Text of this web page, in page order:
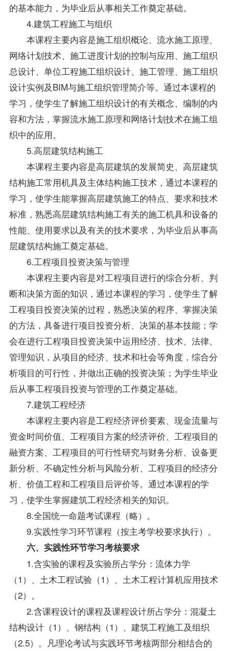
的基本能力，为毕业后从事相关工作奠定基础。
4.建筑工程施工与组织
本课程主要内容是施工组织概论、流水施工原理、
网络计划技术、施工进度计划的控制与应用、施工组织
总设计、单位工程施工组织设计、施工管理、施工组织
设计实例及BIM与施工组织管理简介等。通过本课程的
学习，使学生了解施工组织设计的有关概念、编制的内
容和方法，掌握流水施工原理和网络计划技术在施工组
织中的应用。
5.高层建筑结构施工
本课程主要内容是高层建筑的发展简史、高层建筑
结构施工常用机具及主体结构施工技术，通过本课程的
学习，使学生能掌握高层建筑施工的特点、要求和技术
标准，熟悉高层建筑结构施工有关的施工机具和设备的
性能、使用要求以及有关的技术要求，为毕业后从事高
层建筑结构施工奠定基础。
6.工程项目投资决策与管理
本课程主要内容是对工程项目进行的综合分析、判
断和决策方面的知识，通过本课程的学习，使学生了解
工程项目投资决策的过程，熟悉决策的程序、掌握决策
的方法，具备进行项目投资分析、决策的基本技能；学
会在进行工程项目投资决策中运用经济、技术、法律、
管理知识，从项目的经济、技术和社会等角度，综合分
析项目的可行性，并做出正确的投资决策；为学生毕业
后从事工程项目投资与管理的工作奠定基础。
7.建筑工程经济
本课程主要内容是工程经济评价要素、现金流量与
资金时间价值、工程项目方案的经济评价、工程项目的
融资方案、工程项目的可行性研究与财务分析、设备更
新分析、不确定性分析与风险分析、工程项目的经济分
析、价值工程和工程项目后评价等。通过本课程的学
习，使学生掌握建筑工程经济相关的知识。
8.全国统一命题考试课程（略）。
9.实践性学习环节课程（按主考学校要求执行）。
六、实践性环节学习考核要求
1.含实验的课程及实验所占学分：流体力学
（1）、土木工程试验（1）、土木工程计算机应用技术
（2）。
2.含课程设计的课程及课程设计所占学分：混凝土
结构设计（1）、钢结构（1）、建筑工程施工及组织
（2.5）。凡理论考试与实践环节考核两部分相结合的